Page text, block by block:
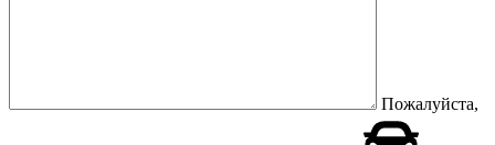
Пожалуйста,